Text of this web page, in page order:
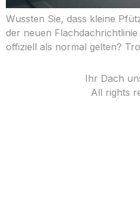
Wussten Sie, dass kleine
der neuen
offiziell als normal gelten?
Ihr Dach
All rights